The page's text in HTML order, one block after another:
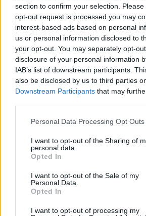
section to confirm your selection.
opt-out request is processed you may
interest-based ads based on personal
us or personal information disclosed to
your opt-out. You may separately opt-
disclosure of your personal information
IAB’s list of downstream participants.
also be disclosed by us to third parties
Downstream Participants that may
Please note that this website/app uses
not limited to your visit or usage
grant or deny consent to Google and its
use your data for below specified
consent section.
Personal Data Processing Opt Outs
I want to opt-out of the Sharing of
personal data.
Opted In
I want to opt-out of the Sale of my
Personal Data.
Opted In
I want to opt-out of processing my
Los coches chinos están dominando el
AUTOMOVIL
Los coches más buscados
Con el objetivo de determinar cuáles
AUTOMOVIL